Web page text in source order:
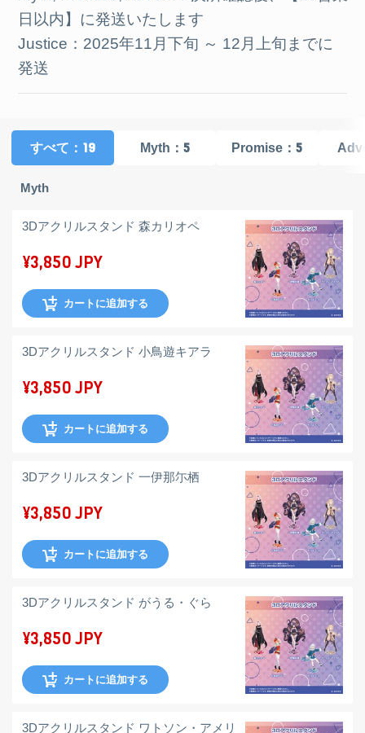
日以内】に発送いたします
Justice：2025年11月下旬 ～ 12月上旬までに
発送
すべて ：19 Myth ：5 Promise ：5
Myth
3Dアクリルスタンド 森カリオペ
¥3,850 JPY
カートに追加する
3Dアクリルスタンド 小鳥遊キアラ
¥3,850 JPY
カートに追加する
3Dアクリルスタンド 一伊那尓栖
¥3,850 JPY
カートに追加する
3Dアクリルスタンド がうる・ぐら
¥3,850 JPY
カートに追加する
3Dアクリルスタンド ワトソン・アメリ